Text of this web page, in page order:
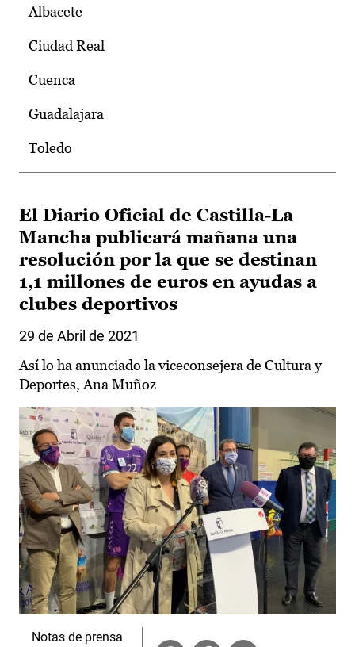
Albacete
Ciudad Real
Cuenca
Guadalajara
Toledo
El Diario Oficial de Castilla-La
Mancha publicará mañana una
resolución por la que se destinan
1,1 millones de euros en ayudas a
clubes deportivos
29 de Abril de 2021
Así lo ha anunciado la viceconsejera de Cultura y
Deportes, Ana Muñoz
Notas de prensa